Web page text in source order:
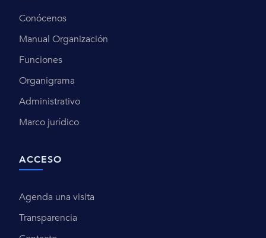
Conócenos
Manual Organización
Funciones
Organigrama
Administrativo
Marco jurídico
ACCESO
Agenda una visita
Transparencia